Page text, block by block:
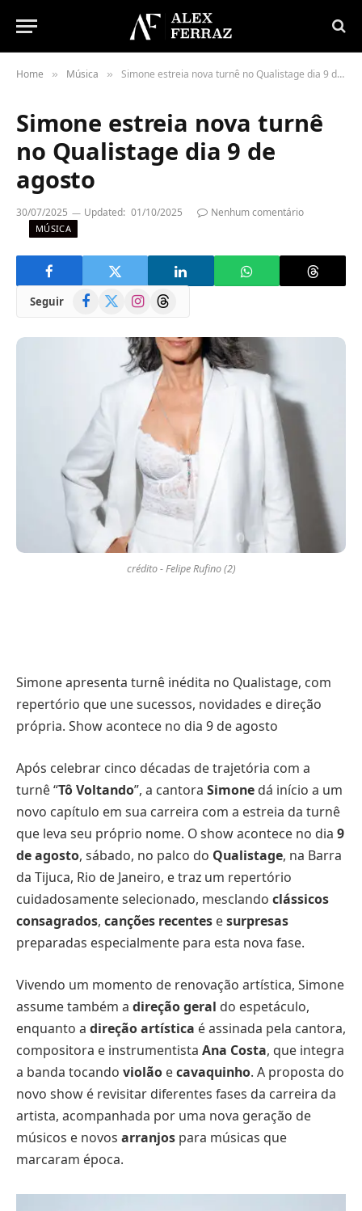
Home » Música » Simone estreia nova turnê no Qualistage dia 9 de agosto
Simone estreia nova turnê
no Qualistage dia 9 de
agosto
30/07/2025 Updated: 01/10/2025 Nenhum comentário
MÚSICA
Seguir Facebook
(Twitter)
InstagramThreads
crédito - Felipe Rufino (2)
Simone apresenta turnê inédita no Qualistage, com
repertório que une sucessos, novidades e direção
própria. Show acontece no dia 9 de agosto
Após celebrar cinco décadas de trajetória com a
turnê “Tô Voltando”, a cantora Simone dá início a um
novo capítulo em sua carreira com a estreia da turnê
que leva seu próprio nome. O show acontece no dia 9
de agosto, sábado, no palco do Qualistage, na Barra
da Tijuca, Rio de Janeiro, e traz um repertório
cuidadosamente selecionado, mesclando clássicos
consagrados, canções recentes esurpresas
preparadas especialmente para esta nova fase.
Vivendo um momento de renovação artística, Simone
assume também a direção geral do espetáculo,
enquanto a direção artística é assinada pela cantora,
compositora e instrumentista Ana Costa, que integra
a banda tocando violão ecavaquinho. A proposta do
novo show é revisitar diferentes fases da carreira da
artista, acompanhada por uma nova geração de
músicos e novos arranjos para músicas que
marcaram época.